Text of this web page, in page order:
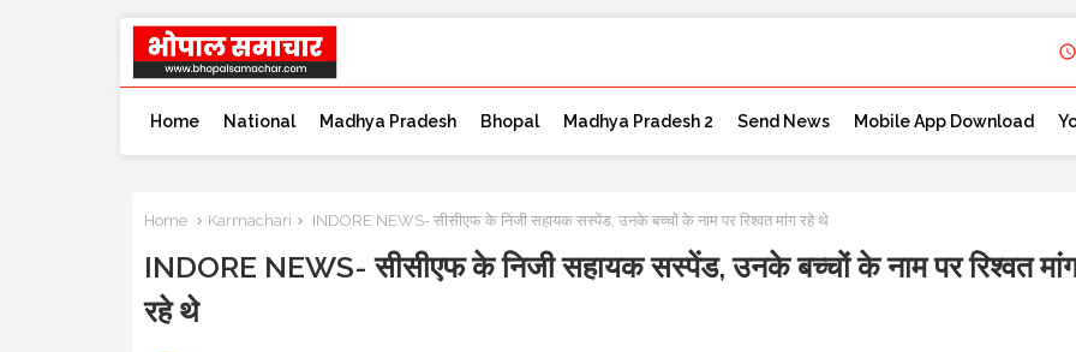
Home National Madhya Pradesh Bhopal Madhya Pradesh 2 Send News Mobile App Download
Home Karmachari INDORE NEWS- सीसीएफ के निजी सहायक सस्पेंड, उनके बच्चों के नाम पर रिश्वत मांग रहे थे
INDORE NEWS- सीसीएफ के निजी सहायक सस्पेंड, उनके बच्चों के नाम पर रिश्वत
रहे थे